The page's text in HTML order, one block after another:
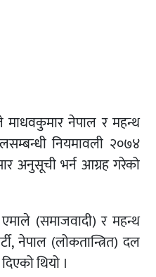
माधवकुमार नेपाल र महन्थ
नियमावली २०७४
अनुसूची भर्न आग्रह गरेको
(समाजवादी) र महन्थ
नेपाल (लोकतान्त्रित) दल
थियो ।